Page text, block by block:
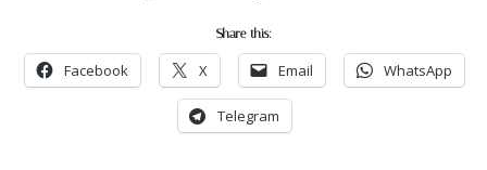
Share this:
Facebook X Email WhatsApp
Telegram